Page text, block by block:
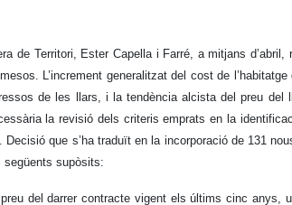
de Territori, Ester Capella i Farré, a mitjans d’abril,
L’increment generalitzat del cost de
de les llars, i la tendència alcista del preu del
la revisió dels criteris emprats en la
que s’ha traduït en la incorporació de 131
següents supòsits:
del darrer contracte vigent els últims cinc anys,